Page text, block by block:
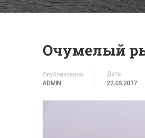
Очумелый
Опубликовано
ADMIN
Дата
22.05.2017